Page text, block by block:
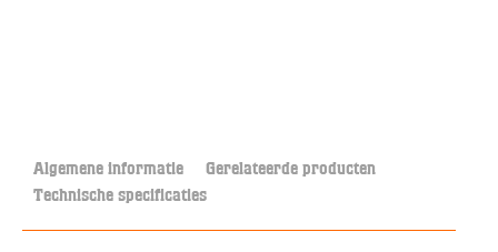
Algemene informatie Gerelateerde producten
Technische specificaties